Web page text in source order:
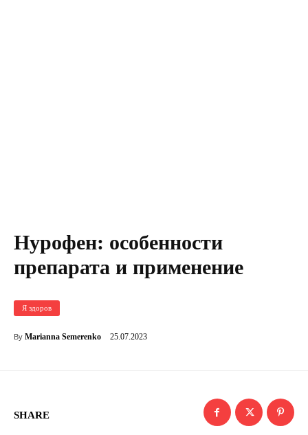
Нурофен: особенности
препарата и применение
Я здоров
By Marianna Semerenko 25.07.2023
SHARE